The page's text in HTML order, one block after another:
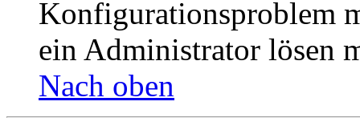
Konfigurationsproblem
ein Administrator lösen
Nach oben